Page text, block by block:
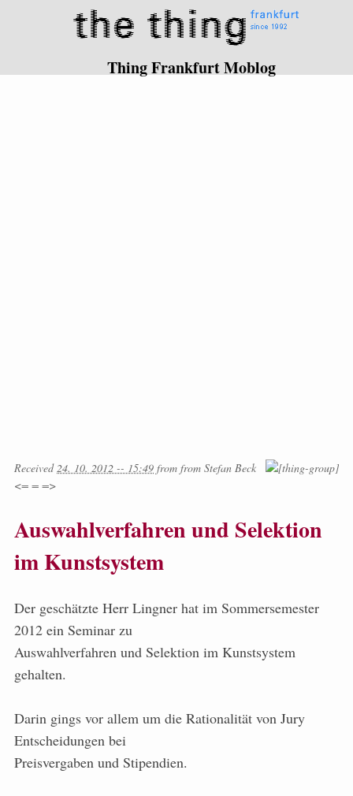
Thing Frankfurt Moblog
Received24. 10. 2012 -- 15:49 from from Stefan Beck
<= = =>
Auswahlverfahren und Selektion
im Kunstsystem
Der geschätzte Herr Lingner hat im Sommersemester
2012 ein Seminar zu
Auswahlverfahren und Selektion im Kunstsystem
gehalten.
Darin gings vor allem um die Rationalität von Jury
Entscheidungen bei
Preisvergaben und Stipendien.